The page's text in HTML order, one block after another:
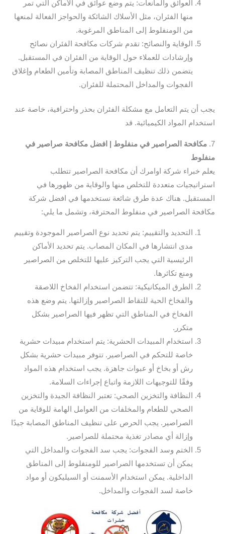
العوائق والمانعات: يتم وضع عوائق في الأماكن التي تمر
منها الفئران، مثل الأسلاك الشائكة والحواجز الفعالة لمنعها
من الومنفلوط إلى المناطق المرغوبة.
الوقاية والنصائح: تقدم شركات مكافحة الفئران نصائح
وإرشادات للعملاء حول الوقاية من الفئران في المستقبل.
يتضمن ذلك تنظيف المناطق المصابة وتأمين الطعام وإغلاق
الفجوات والمداخل المحتملة للفئران.
يجب أن يتم التعامل مع مشكلة الفئران بحذر واحترافية، خاصة عند
استخدام المواد الكيميائية. قد
7. مكافحة الصراصير في منفلوط | افضل مكافحة صراصير في
منفلوط
يعلم خبراء شركة اوامرك أن مكافحة الصراصير تتطلب
استراتيجيات متعددة للتخلص منها والوقاية من ظهورها في
المستقبل. هناك عدة طرق شائعة نستخدمها في افضل شركة
مكافحة الصراصير في منفلوط المحترفة، وتشمل ما يلي:
التحديد والتقييم: يتم تحديد نوع الصراصير الموجودة وتقييم
مدى انتشارها في المكان المصاب. يتم تحديد الأماكن
الرئيسية التي يجب التركيز عليها للتخلص من الصراصير
ومنع تكاثرها.
الطرق الميكانيكية: تتضمن استخدام الفخاخ اللاصقة
والفخاخ الحية للتقاط الصراصير وإزالتها. يتم وضع هذه
الفخاخ في المناطق التي تظهر فيها الصراصير بشكل
متكرر.
استخدام المبيدات الحشرية: يتم استخدام مبيدات حشرية
خاصة للتحكم في الصراصير. تتوفر مبيدات حشرية بشكل
رش أو بخاخ أو عبوات جاهزة. يجب استخدام هذه المواد
وفقًا للتوجيهات اللازمة واتباع إجراءات السلامة.
النظافة والتخزين الصحي: تعتبر النظافة الجيدة والتخزين
الصحي للطعام والمخلفات من العوامل الهامة للوقاية من
الصراصير. يجب الحرص على تنظيف المناطق المصابة جيدًا
وإزالة أي مصادر تغذية محتملة للصراصير.
الختم وسد الفجوات: يجب سد الفجوات والمداخل التي
يمكن أن تستخدمها الصراصير للومنفلوط إلى المناطق
الداخلية. يمكن استخدام الأسمنت أو السيليكون أو مواد
خاصة لسد الفجوات والمداخل.